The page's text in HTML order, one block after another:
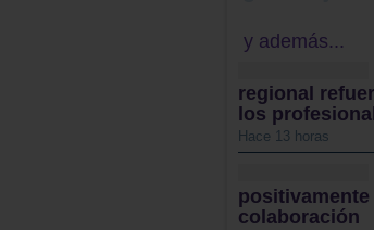
y además...
regional
los
Hace 13 horas
colaboración